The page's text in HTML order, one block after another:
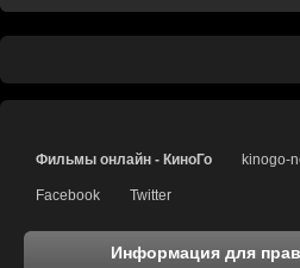
Фильмы онлайн - КиноГо kinogo-
Facebook Twitter
Информация для